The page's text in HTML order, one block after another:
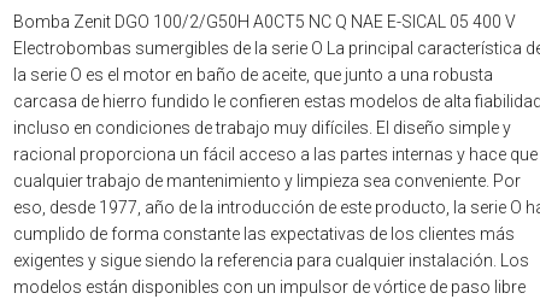
Bomba Zenit DGO 100/2/G50H A0CT5 NC Q NAE E-SICAL 05 400 V
Electrobombas sumergibles de la serie O La principal característica
la serie O es el motor en baño de aceite, que junto a una robusta
carcasa de hierro fundido le confieren estas modelos de alta
incluso en condiciones de trabajo muy difíciles. El diseño simple y
racional proporciona un fácil acceso a las partes internas y hace que
cualquier trabajo de mantenimiento y limpieza sea conveniente. Por
eso, desde 1977, año de la introducción de este producto, la serie O
cumplido de forma constante las expectativas de los clientes más
exigentes y sigue siendo la referencia para cualquier instalación. Los
modelos están disponibles con un impulsor de vórtice de paso libre